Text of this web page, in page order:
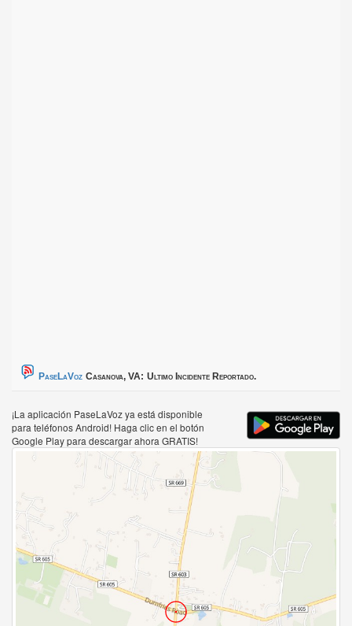
PaseLaVoz Casanova, VA: Ultimo Incidente Reportado.
¡La aplicación PaseLaVoz ya está disponible
para teléfonos Android! Haga clic en el botón
Google Play para descargar ahora GRATIS!